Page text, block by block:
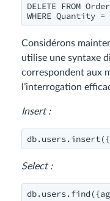
DELETE FROM
WHERE Quantity =
Considérons
utilise une syntaxe
correspondent aux
l’interrogation
Insert :
Select :